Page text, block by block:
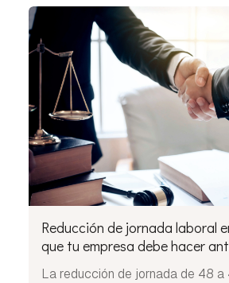
Reducción de jornada laboral
que tu empresa debe hacer
La reducción de jornada de 48